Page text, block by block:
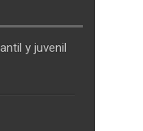
y juvenil